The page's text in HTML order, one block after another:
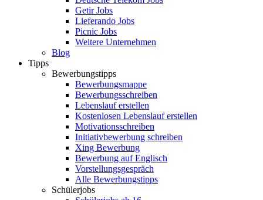
Getir Jobs
Lieferando Jobs
Picnic Jobs
Weitere Unternehmen
Blog
Tipps
Bewerbungstipps
Bewerbungsmappe
Bewerbungsschreiben
Lebenslauf erstellen
Kostenlosen Lebenslauf erstellen
Motivationsschreiben
Initiativbewerbung schreiben
Xing Bewerbung
Bewerbung auf Englisch
Vorstellungsgespräch
Alle Bewerbungstipps
Schülerjobs